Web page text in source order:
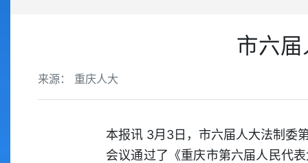
市六
来源： 重庆人大
本报讯 3月3日，市六届人大法制委
会议通过了《重庆市第六届人民代